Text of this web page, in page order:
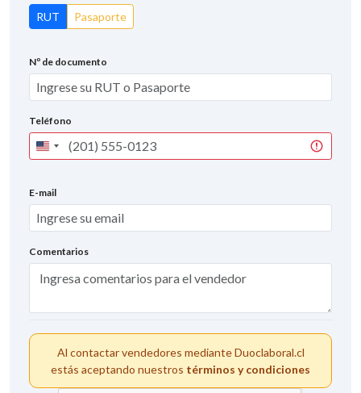
RUT Pasaporte
Nº de documento
Teléfono
United
States
E-mail
Comentarios
Al contactar vendedores mediante Duoclaboral.cl
estás aceptando nuestros términos y condiciones